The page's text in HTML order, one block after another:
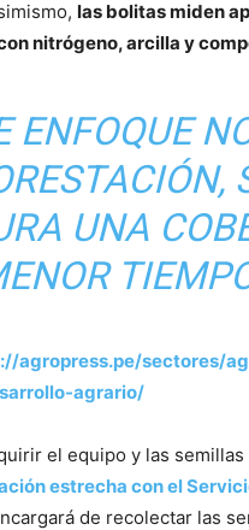
las bolitas miden
nitrógeno, arcilla y
ENFOQUE
UNA
agropress.pe/sectores/
agrario/
el equipo y las
estrecha con el
de recolectar las